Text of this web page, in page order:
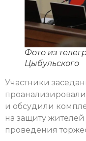
Фото из
Цыбульского
Участники
и обсудили
на защиту
проведения